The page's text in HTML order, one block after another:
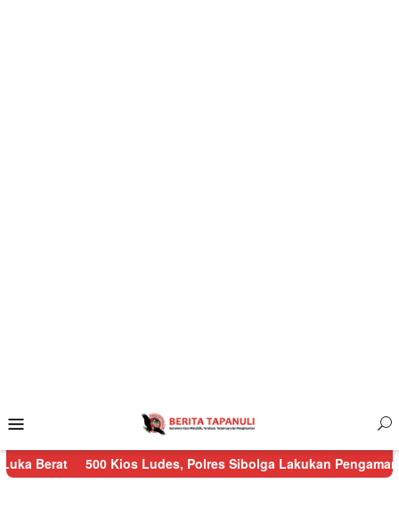
Mobile
Kios Ludes, Polres Sibolga Lakukan Pengamanan